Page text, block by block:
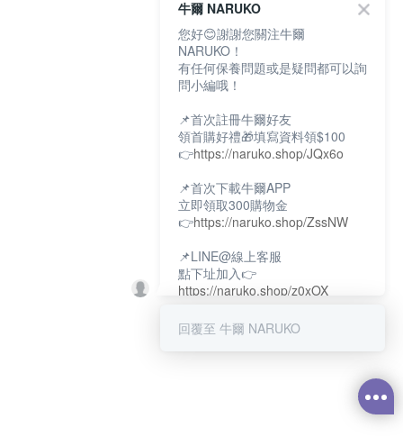
牛爾 NARUKO
您好😊謝謝您關注牛爾
NARUKO！
有任何保養問題或是疑問都可以詢
問小編哦！
📌首次註冊牛爾好友
領首購好禮🎁填寫資料領$100
👉https://naruko.shop/JQx6o
📌首次下載牛爾APP
立即領取300購物金
👉https://naruko.shop/ZssNW
📌LINE@線上客服
點下址加入👉
https://naruko.shop/z0xOX
📌電話客服：02-26581707
回覆至 牛爾 NARUKO